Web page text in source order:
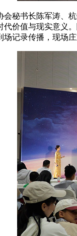
秘书长陈军涛、
价值与现实意义
记录传播，现场庄